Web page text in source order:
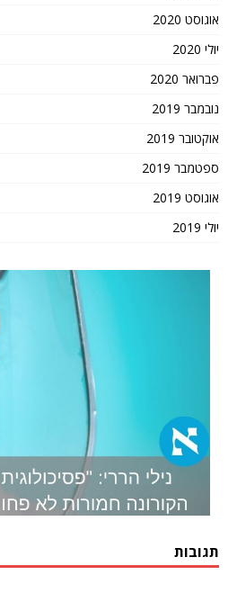
אוגוסט 2020
יולי 2020
פברואר 2020
נובמבר 2019
אוקטובר 2019
ספטמבר 2019
אוגוסט 2019
יולי 2019
תגובות